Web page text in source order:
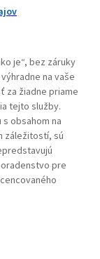
je“, bez záruky
na vaše
za žiadne priame
tejto služby.
obsahom na
záležitostí, sú
pre